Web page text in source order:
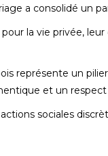
a consolidé un
la vie privée,
représente un
et un
sociales